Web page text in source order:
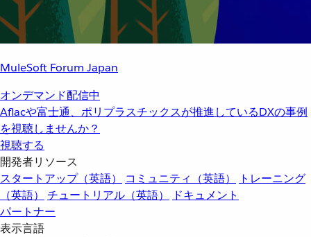
MuleSoft Forum Japan
オンデマンド配信中
Aflacや富士通、ポリプラスチックスが推進しているDXの事例
を視聴しませんか？
視聴する
開発者リソース
スタートアップ（英語）
コミュニティ（英語）
トレーニング
（英語）
チュートリアル（英語）
ドキュメント
パートナー
表示言語